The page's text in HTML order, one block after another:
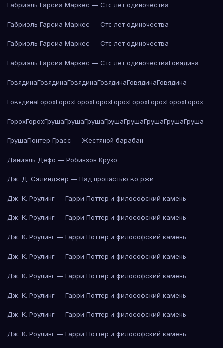
Габриэль Гарсиа Маркес — Сто лет одиночества
Габриэль Гарсиа Маркес — Сто лет одиночества
Габриэль Гарсиа Маркес — Сто лет одиночества
Габриэль Гарсиа Маркес — Сто лет одиночестваГовядина
ГовядинаГовядинаГовядинаГовядинаГовядинаГовядина
ГовядинаГорохГорохГорохГорохГорохГорохГорохГорохГорох
ГорохГорохГрушаГрушаГрушаГрушаГрушаГрушаГрушаГруша
ГрушаГюнтер Грасс — Жестяной барабан
Даниэль Дефо — Робинзон Крузо
Дж. Д. Сэлинджер — Над пропастью во ржи
Дж. К. Роулинг — Гарри Поттер и философский камень
Дж. К. Роулинг — Гарри Поттер и философский камень
Дж. К. Роулинг — Гарри Поттер и философский камень
Дж. К. Роулинг — Гарри Поттер и философский камень
Дж. К. Роулинг — Гарри Поттер и философский камень
Дж. К. Роулинг — Гарри Поттер и философский камень
Дж. К. Роулинг — Гарри Поттер и философский камень
Дж. К. Роулинг — Гарри Поттер и философский камень